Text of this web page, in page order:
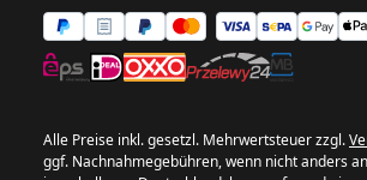
Alle Preise inkl. gesetzl. Mehrwertsteuer zzgl.
ggf. Nachnahmegebühren, wenn nicht anders